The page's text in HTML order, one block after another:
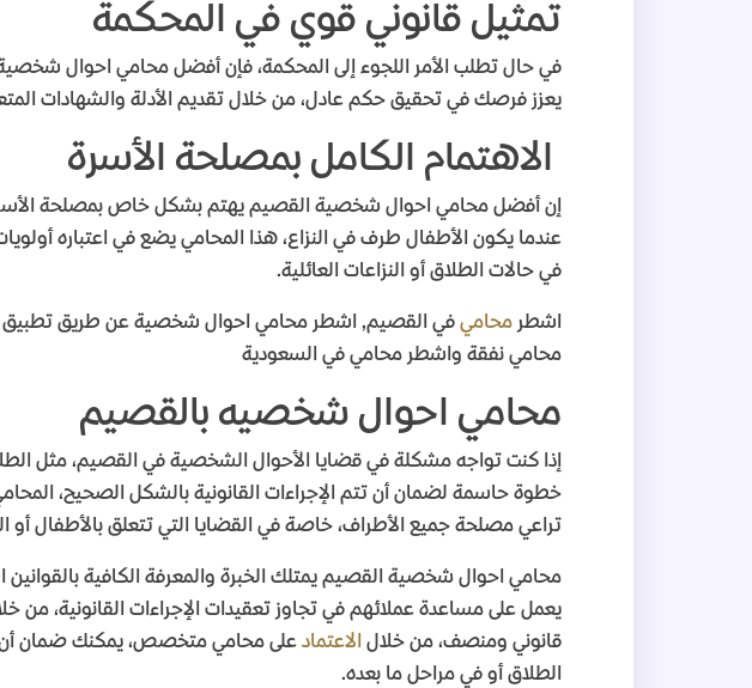
تمثيل قانوني قوي في المحكمة
في حال تطلب الأمر اللجوء إلى المحكمة، فإن أفضل محامي احوال
يعزز فرصك في تحقيق حكم عادل، من خلال تقديم الأدلة والشهادات
الاهتمام الكامل بمصلحة الأسرة
إن أفضل محامي احوال شخصية القصيم يهتم بشكل خاص بمصلحة الأسرة
عندما يكون الأطفال طرف في النزاع، هذا المحامي يضع في اعتباره
في حالات الطلاق أو النزاعات العائلية.
اشطر محامي في القصيم, اشطر محامي احوال شخصية عن طريق تطبيق
محامي نفقة واشطر محامي في السعودية
محامي احوال شخصيه بالقصيم
إذا كنت تواجه مشكلة في قضايا الأحوال الشخصية في القصيم، مثل
خطوة حاسمة لضمان أن تتم الإجراءات القانونية بالشكل الصحيح،
تراعي مصلحة جميع الأطراف، خاصة في القضايا التي تتعلق بالأطفال أو
محامي احوال شخصية القصيم يمتلك الخبرة والمعرفة الكافية
يعمل على مساعدة عملائهم في تجاوز تعقيدات الإجراءات
قانوني ومنصف، من خلال الاعتماد على محامي متخصص، يمكنك ضمان
الطلاق أو في مراحل ما بعده.